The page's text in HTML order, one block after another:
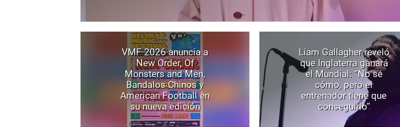
VMF 2026 anuncia a
New Order, Of
Monsters and Men,
Bandalos Chinos y
American Football en
su nueva edición
Liam Gallagher reveló
que Inglaterra ganará
el Mundial: “No sé
cómo, pero el
entrenador tiene que
conseguirlo”